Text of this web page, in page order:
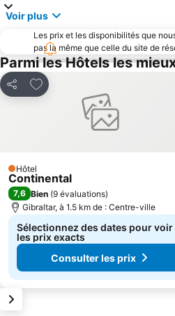
Voir plus
Les prix et les disponibilités que
pas la même que celle du site de
Parmi les Hôtels les
Partager
Ajouter à mes favoris
1 Étoiles
Hôtel
Continental
7,6 Bien (9 évaluations)
Gibraltar, à 1.5 km de : Centre-ville
Sélectionnez des dates pour voir
les prix exacts
Consulter les prix